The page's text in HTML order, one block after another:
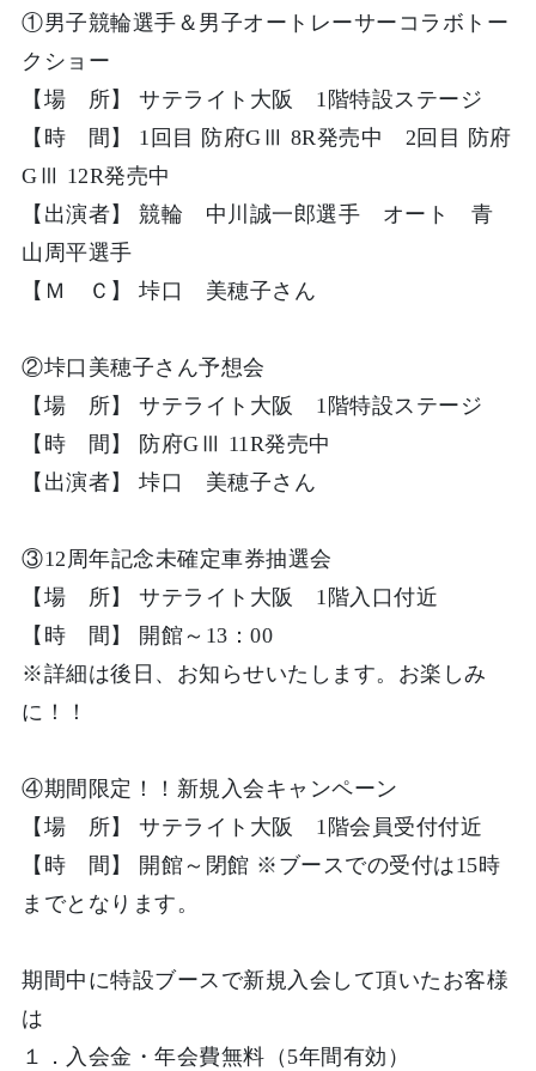
①男子競輪選手＆男子オートレーサーコラボトー
クショー
【場 所】 サテライト大阪 1階特設ステージ
【時 間】 1回目 防府GⅢ 8R発売中 2回目 防府
GⅢ 12R発売中
【出演者】 競輪 中川誠一郎選手 オート 青
山周平選手
【Ｍ Ｃ】 垰口 美穂子さん
②垰口美穂子さん予想会
【場 所】 サテライト大阪 1階特設ステージ
【時 間】 防府GⅢ 11R発売中
【出演者】 垰口 美穂子さん
③12周年記念未確定車券抽選会
【場 所】 サテライト大阪 1階入口付近
【時 間】 開館～13：00
※詳細は後日、お知らせいたします。お楽しみ
に！！
④期間限定！！新規入会キャンペーン
【場 所】 サテライト大阪 1階会員受付付近
【時 間】 開館～閉館 ※ブースでの受付は15時
までとなります。
期間中に特設ブースで新規入会して頂いたお客様
は
１．入会金・年会費無料（ 5年間有効 ）